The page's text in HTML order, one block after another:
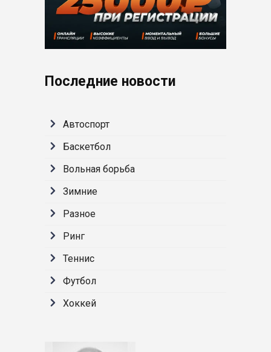
Последние новости
Автоспорт
Баскетбол
Вольная борьба
Зимние
Разное
Ринг
Теннис
Футбол
Хоккей